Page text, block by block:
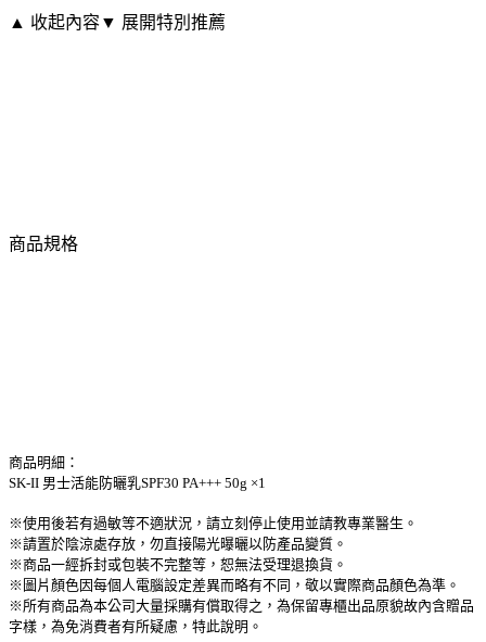
▲ 收起內容▼ 展開特別推薦
商品規格
商品明細：
SK-II 男士活能防曬乳SPF30 PA+++ 50g ×1
※使用後若有過敏等不適狀況，請立刻停止使用並請教專業醫生。
※請置於陰涼處存放，勿直接陽光曝曬以防產品變質。
※商品一經拆封或包裝不完整等，恕無法受理退換貨。
※圖片顏色因每個人電腦設定差異而略有不同，敬以實際商品顏色為準。
※所有商品為本公司大量採購有償取得之，為保留專櫃出品原貌故內含贈品
字樣，為免消費者有所疑慮，特此說明。